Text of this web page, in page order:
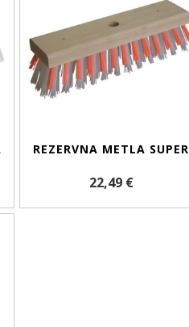
REZERVNA METLA SUPER
22,49 €